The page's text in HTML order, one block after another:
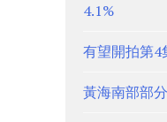
4.1%
有望開拍第4
黃海南部部